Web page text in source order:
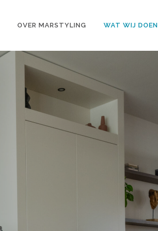
OVER MARSTYLING WAT WIJ DOEN